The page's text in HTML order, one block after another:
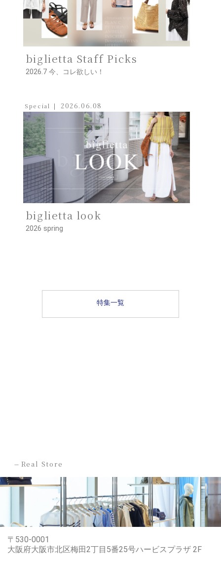
biglietta Staff Picks
2026.7 今、コレ欲しい！
Special 2026.06.08
biglietta look
2026 spring
特集一覧
-Real Store
〒530-0001
大阪府大阪市北区梅田2丁目5番25号ハービスプラザ 2F